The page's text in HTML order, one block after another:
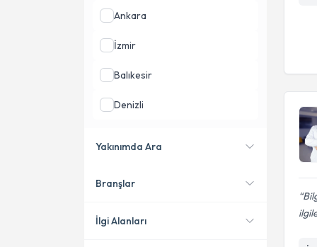
Ankara
İzmir
Balıkesir
Denizli
Yakınımda Ara
Konumuma yakın uzmanları
Branşlar
İlgi Alanları